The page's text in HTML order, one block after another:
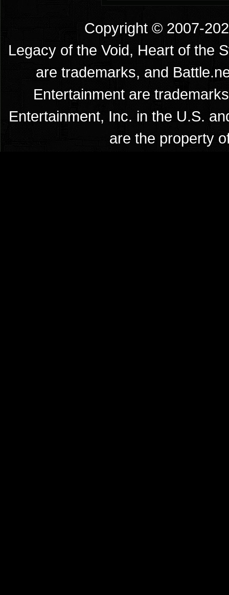
Copyright © 2007-
Legacy of the Void, Heart of the
are trademarks, and
Entertainment are
Entertainment, Inc. in the U.S.
are the property